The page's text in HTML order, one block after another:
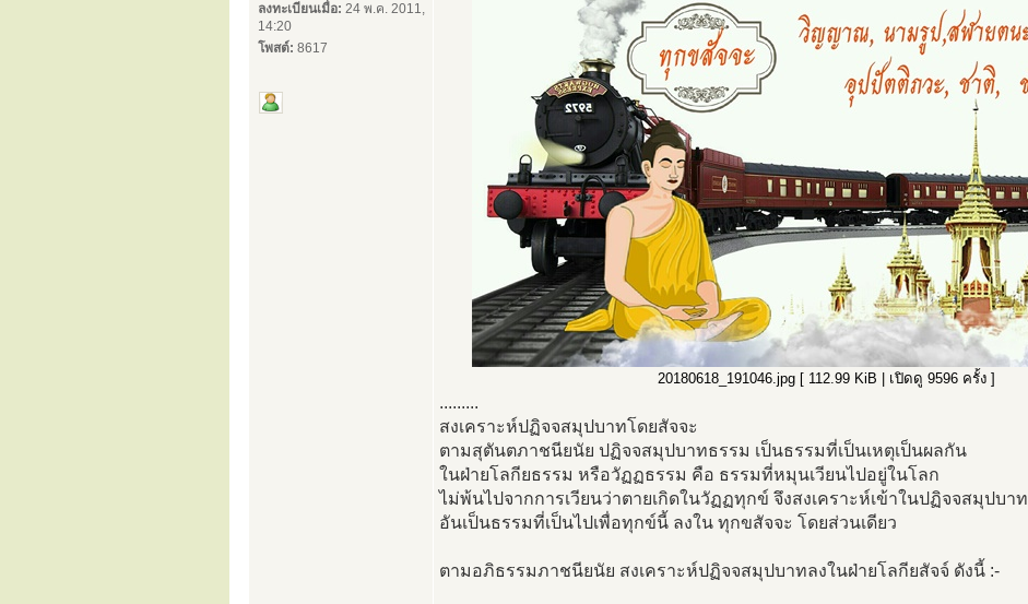
ลงทะเบียนเมื่อ: 24 พ.ค. 2011,
14:20
โพสต์: 8617
20180618_191046.jpg [ 112.99 KiB | เปิดดู 9596 ครั้ง ]
.........
สงเคราะห์ปฏิจจสมุปบาทโดยสัจจะ
ตามสุตันตภาชนียนัย ปฏิจจสมุปบาทธรรม เป็นธรรมที่เป็นเหตุเป็นผลกัน
ในฝ่ายโลกียธรรม หรือวัฏฏธรรม คือ ธรรมที่หมุนเวียนไปอยู่ในโลก
ไม่พ้นไปจากการเวียนว่าตายเกิดในวัฏฏทุกข์ จึงสงเคราะห์เข้าในปฏิจจสมุปบาท
อันเป็นธรรมที่เป็นไปเพื่อทุกข์นี้ ลงใน ทุกขสัจจะ โดยส่วนเดียว
ตามอภิธรรมภาชนียนัย สงเคราะห์ปฏิจจสมุปบาทลงในฝ่ายโลกียสัจจ์ ดังนี้ :-